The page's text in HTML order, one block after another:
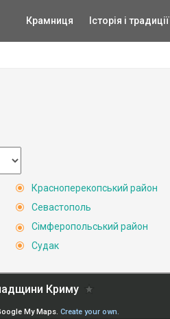
Крамниця Історія і традиції
Красноперекопський район
Севастополь
Сімферопольський район
Судак